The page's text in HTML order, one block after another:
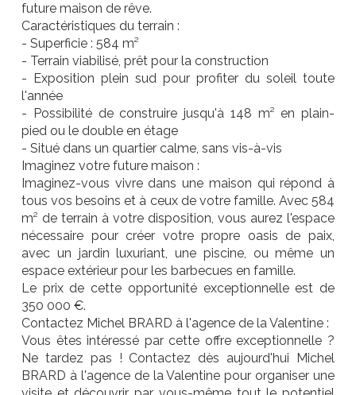
future maison de rêve.
Caractéristiques du terrain :
- Superficie : 584 m²
- Terrain viabilisé, prêt pour la construction
- Exposition plein sud pour profiter du soleil toute
l'année
- Possibilité de construire jusqu'à 148 m² en plain-
pied ou le double en étage
- Situé dans un quartier calme, sans vis-à-vis
Imaginez votre future maison :
Imaginez-vous vivre dans une maison qui répond à
tous vos besoins et à ceux de votre famille. Avec 584
m² de terrain à votre disposition, vous aurez l'espace
nécessaire pour créer votre propre oasis de paix,
avec un jardin luxuriant, une piscine, ou même un
espace extérieur pour les barbecues en famille.
Le prix de cette opportunité exceptionnelle est de
350 000 €.
Contactez Michel BRARD à l'agence de la Valentine :
Vous êtes intéressé par cette offre exceptionnelle ?
Ne tardez pas ! Contactez dès aujourd'hui Michel
BRARD à l'agence de la Valentine pour organiser une